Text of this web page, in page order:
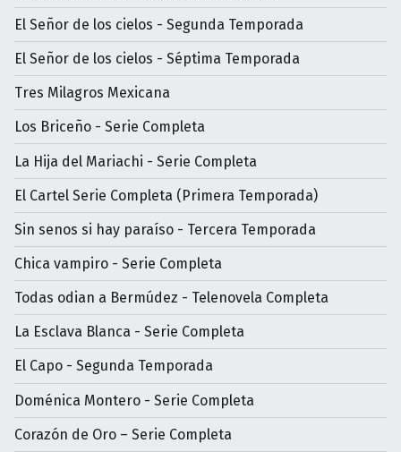
El Señor de los cielos - Segunda Temporada
El Señor de los cielos - Séptima Temporada
Tres Milagros Mexicana
Los Briceño - Serie Completa
La Hija del Mariachi - Serie Completa
El Cartel Serie Completa (Primera Temporada)
Sin senos si hay paraíso - Tercera Temporada
Chica vampiro - Serie Completa
Todas odian a Bermúdez - Telenovela Completa
La Esclava Blanca - Serie Completa
El Capo - Segunda Temporada
Doménica Montero - Serie Completa
Corazón de Oro – Serie Completa